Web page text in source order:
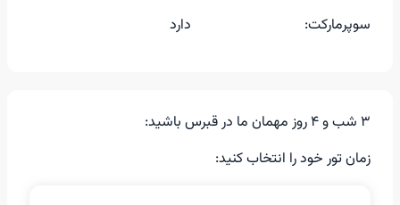
سوپرمارکت: دارد
3 شب و 4 روز مهمان ما در قبرس باشید:
زمان تور خود را انتخاب کنید: